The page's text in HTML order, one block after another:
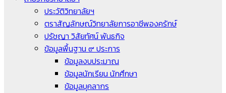
ประวัติวิทยาลัยฯ
ตราสัญลักษณ์วิทยาลัยการอาชีพองครักษ์
ปรัชญา วิสัยทัศน์ พันธกิจ
ข้อมูลพื้นฐาน ๙ ประการ
ข้อมูลงบประมาณ
ข้อมูลนักเรียน นักศึกษา
ข้อมูลบุคลากร